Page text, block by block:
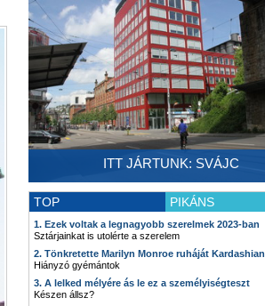
ITT JÁRTUNK: SVÁJC
TOP PIKÁNS
1. Ezek voltak a legnagyobb szerelmek 2023-ban
Sztárjainkat is utolérte a szerelem
2. Tönkretette Marilyn Monroe ruháját Kardashian
Hiányzó gyémántok
3. A lelked mélyére ás le ez a személyiségteszt
Készen állsz?